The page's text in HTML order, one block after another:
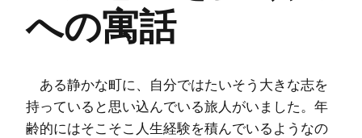
への寓話
ある静かな町に、自分ではたいそう大きな志を
持っていると思い込んでいる旅人がいました。年
齢的にはそこそこ人生経験を積んでいるようなの